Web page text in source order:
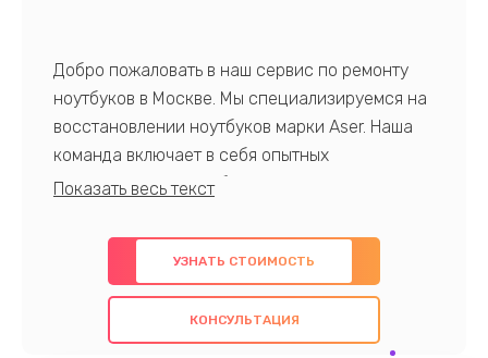
Добро пожаловать в наш сервис по ремонту
ноутбуков в Москве. Мы специализируемся на
восстановлении ноутбуков марки Aser. Наша
команда включает в себя опытных
профессионалов с обширными знаниями и
предлагаем быстрый и качественный ремонт с
использованием оригинальных компонентов, а
также гарантируем качество всех
проведенных работ. Наша цель - предоставить
УЗНАТЬ СТОИМОСТЬ
КОНСУЛЬТАЦИЯ